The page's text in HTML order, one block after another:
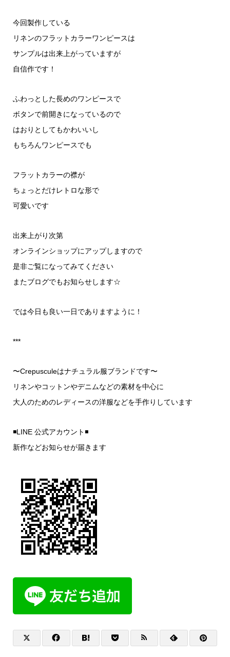
今回製作している
リネンのフラットカラーワンピースは
サンプルは出来上がっていますが
自信作です！
ふわっとした長めのワンピースで
ボタンで前開きになっているので
はおりとしてもかわいいし
もちろんワンピースでも
フラットカラーの襟が
ちょっとだけレトロな形で
可愛いです
出来上がり次第
オンラインショップにアップしますので
是非ご覧になってみてください
またブログでもお知らせします☆
では今日も良い一日でありますように！
***
〜Crepusculeはナチュラル服ブランドです〜
リネンやコットンやデニムなどの素材を中心に
大人のためのレディースの洋服などを手作りしています
◾LINE 公式アカウント◾
新作などお知らせが届きます